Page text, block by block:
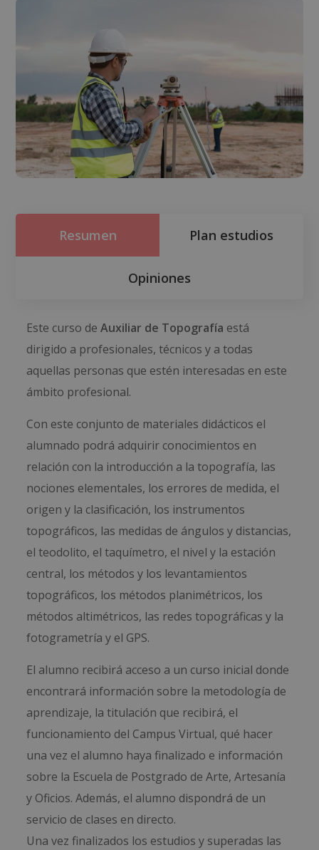
Resumen Plan estudios
Opiniones
Este curso deAuxiliar de Topografía está
dirigido a profesionales, técnicos y a todas
aquellas personas que estén interesadas en este
ámbito profesional.
Con este conjunto de materiales didácticos el
alumnado podrá adquirir conocimientos en
relación con la introducción a la topografía, las
nociones elementales, los errores de medida, el
origen y la clasificación, los instrumentos
topográficos, las medidas de ángulos y distancias,
el teodolito, el taquímetro, el nivel y la estación
central, los métodos y los levantamientos
topográficos, los métodos planimétricos, los
métodos altimétricos, las redes topográficas y la
fotogrametría y el GPS.
El alumno recibirá acceso a un curso inicial donde
encontrará información sobre la metodología de
aprendizaje, la titulación que recibirá, el
funcionamiento del Campus Virtual, qué hacer
una vez el alumno haya finalizado e información
sobre la Escuela de Postgrado de Arte, Artesanía
y Oficios. Además, el alumno dispondrá de un
servicio de clases en directo.
Una vez finalizados los estudios y superadas las